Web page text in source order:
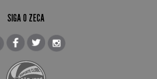
SIGA O ZECA